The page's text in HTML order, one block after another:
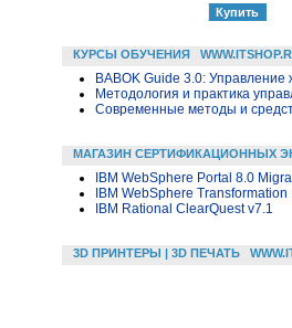
КУРСЫ ОБУЧЕНИЯ
BABOK Guide 3.0:
Методология и практика
Современные методы и
МАГАЗИН СЕРТИФИКАЦИОННЫХ
IBM WebSphere Portal 8.0
IBM WebSphere
IBM Rational ClearQuest v7.1
3D ПРИНТЕРЫ | 3D ПЕЧАТЬ